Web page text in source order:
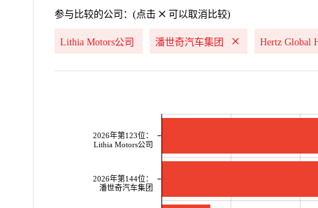
参与比较的公司：(点击 可以取消比较)
Lithia Motors公司 潘世奇汽车集团 Hertz Global
2026年第123位：
Lithia Motors公司
2026年第144位：
潘世奇汽车集团